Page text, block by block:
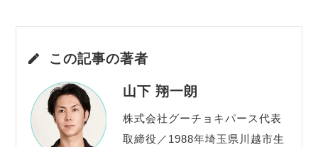
この記事の著者
山下 翔一朗
株式会社グーチョキパース代表
取締役／1988年埼玉県川越市生